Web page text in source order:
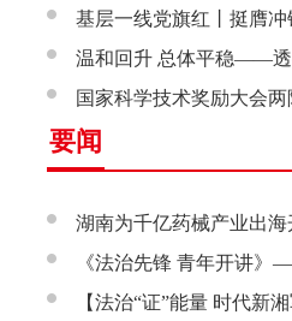
基层一线党旗红丨挺膺
温和回升 总体平稳——透
国家科学技术奖励大会
十一次全国代表大会在京
要闻
湖南为千亿药械产业出海
《法治先锋 青年开讲
【法治“证”能量 时代新